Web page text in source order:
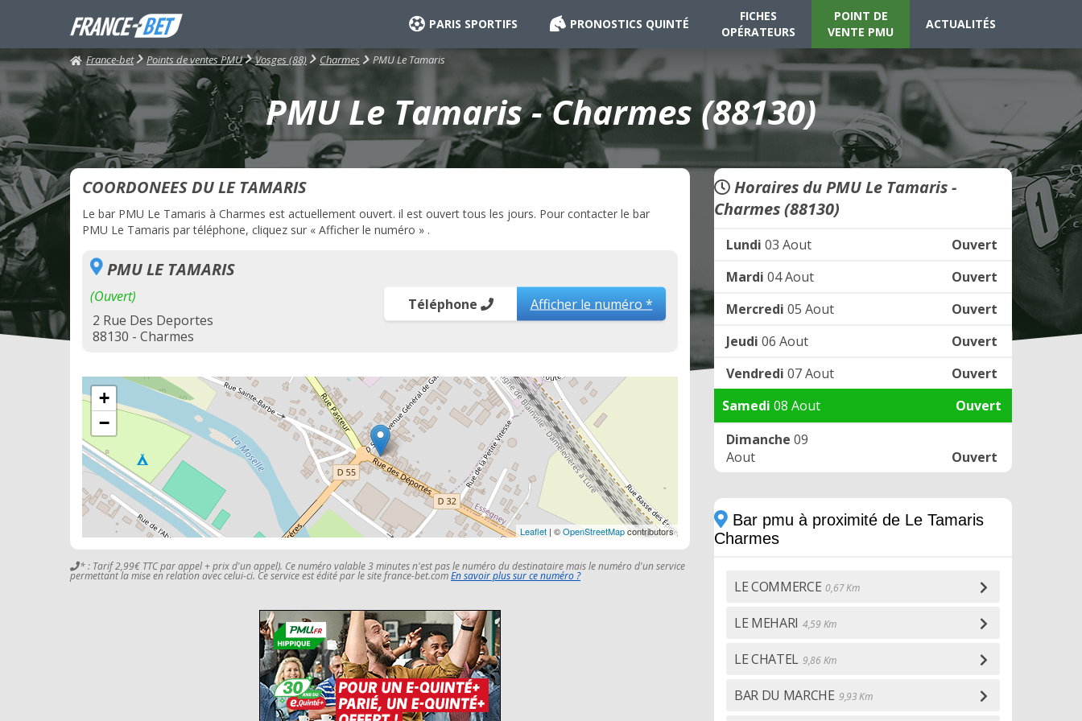
PARIS SPORTIFS PRONOSTICS QUINTÉ
FICHES
OPÉRATEURS
POINT DE
VENTE PMU
ACTUALITÉS
France-bet Points de ventes PMU Vosges (88) Charmes PMU Le Tamaris
PMU Le Tamaris - Charmes (88130)
COORDONEES DU LE TAMARIS
Le bar PMU Le Tamaris à Charmes est actuellement ouvert. il est ouvert tous les jours. Pour contacter le bar
PMU Le Tamaris par téléphone, cliquez sur « Afficher le numéro » .
PMU LE TAMARIS
(Ouvert)
2 Rue Des Deportes
88130 - Charmes
Téléphone Afficher le numéro *
+
−
Leaflet | ©OpenStreetMapcontributors
* : Tarif 2,99€ TTC par appel + prix d'un appel). Ce numéro valable 3 minutes n'est pas le numéro du destinataire mais le numéro d'un service
permettant la mise en relation avec celui-ci. Ce service est édité par le site france-bet.comEn savoir plus sur ce numéro ?
Horaires du PMU Le Tamaris -
Charmes (88130)
Lundi 03 Aout
Ouvert
Mardi 04 Aout
Ouvert
Mercredi 05 Aout
Ouvert
Jeudi 06 Aout
Ouvert
Vendredi 07 Aout
Ouvert
Samedi 08 Aout
Ouvert
Dimanche 09
Aout
Ouvert
Bar pmu à proximité de Le Tamaris
Charmes
LE COMMERCE 0,67 Km
LE MEHARI 4,59 Km
LE CHATEL 9,86 Km
BAR DU MARCHE 9,93 Km